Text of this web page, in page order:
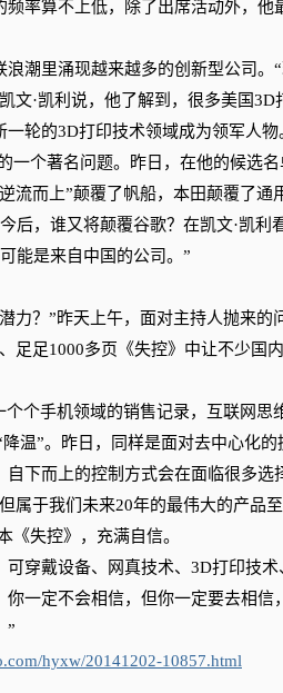
频率算不上低，除了出席活动外，
潮里涌现越来越多的创新型公司。“
文·凯利说，他了解到，很多美国
轮的3D打印技术领域成为领军人物
个著名问题。昨日，在他的候选名
流而上”颠覆了帆船，本田颠覆了
后，谁又将颠覆谷歌？在凯文·凯利
能是来自中国的公司。”
？”昨天上午，面对主持人抛来的
足足1000多页《失控》中让不少国
手机领域的销售记录，互联网思
温”。昨日，同样是面对去中心化
下而上的控制方式会在面临很多选
于我们未来20年的最伟大的产品
《失控》，充满自信。
戴设备、网真技术、3D打印技术
一定不会相信，但你一定要去相
”
hyxw/20141202-10857.html